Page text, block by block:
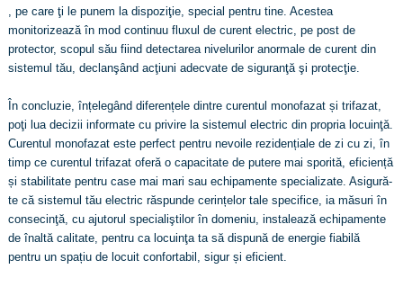
, pe care ţi le punem la dispoziţie, special pentru tine. Acestea
monitorizează în mod continuu fluxul de curent electric, pe post de
protector, scopul său fiind detectarea nivelurilor anormale de curent din
sistemul tău, declanşând acţiuni adecvate de siguranţă şi protecţie.
În concluzie, înțelegând diferențele dintre curentul monofazat și trifazat,
poţi lua decizii informate cu privire la sistemul electric din propria locuinţă.
Curentul monofazat este perfect pentru nevoile rezidențiale de zi cu zi, în
timp ce curentul trifazat oferă o capacitate de putere mai sporită, eficiență
și stabilitate pentru case mai mari sau echipamente specializate. Asigură-
te că sistemul tău electric răspunde cerințelor tale specifice, ia măsuri în
consecinţă, cu ajutorul specialiştilor în domeniu, instalează echipamente
de înaltă calitate, pentru ca locuinţa ta să dispună de energie fiabilă
pentru un spațiu de locuit confortabil, sigur și eficient.